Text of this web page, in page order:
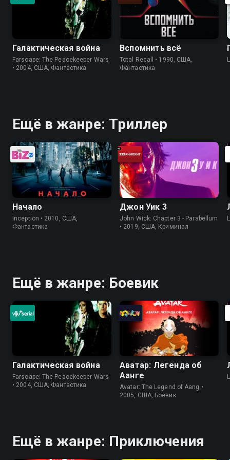
Галактическая война
Farscape: The Peacekeeper Wars
• 2004, США, Фантастика
Вспомнить всё
Total Recall • 1990, США,
Фантастика
Ещё в жанре: Триллер
Начало
Inception • 2010, США,
Фантастика
Джон Уик 3
John Wick: Chapter 3 - Parabellum
• 2019, США, Криминал
Ещё в жанре: Боевик
Галактическая война
Farscape: The Peacekeeper Wars
• 2004, США, Фантастика
Аватар: Легенда об
Аанге
Avatar: The Legend of Aang •
2005, США, Боевик
Ещё в жанре: Приключения